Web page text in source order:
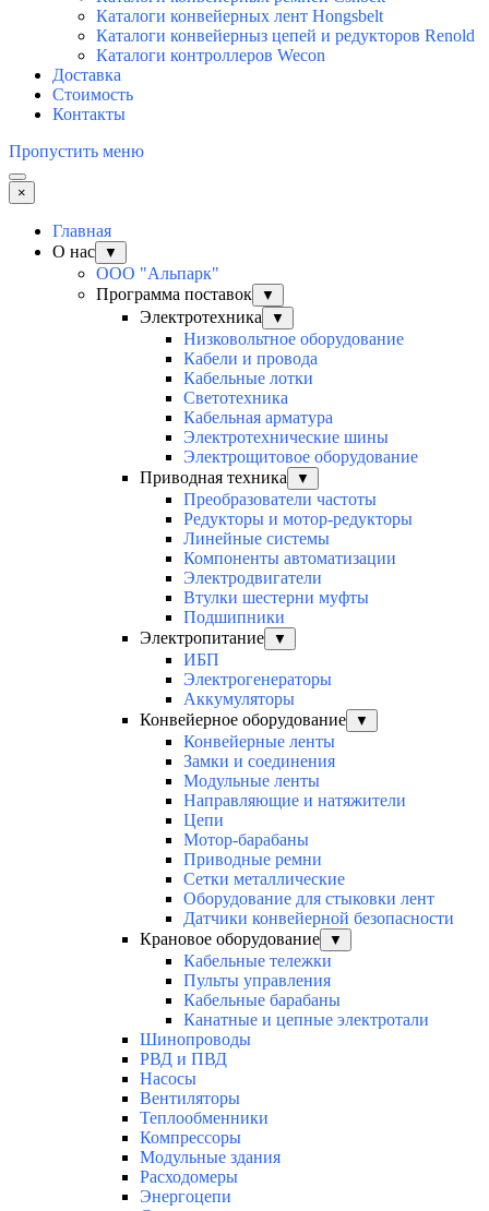
Каталоги конвейерных лент Hongsbelt
Каталоги конвейерныз цепей и редукторов Renold
Каталоги контроллеров Wecon
Доставка
Стоимость
Контакты
Пропустить меню
×
Главная
О нас
▼
ООО "Альпарк"
Программа поставок
▼
Электротехника ▼
Низковольтное оборудование
Кабели и провода
Кабельные лотки
Светотехника
Кабельная арматура
Электротехнические шины
Электрощитовое оборудование
Приводная техника
▼
Преобразователи частоты
Редукторы и мотор-редукторы
Линейные системы
Компоненты автоматизации
Электродвигатели
Втулки шестерни муфты
Подшипники
Электропитание
▼
ИБП
Электрогенераторы
Аккумуляторы
Конвейерное оборудование
▼
Конвейерные ленты
Замки и соединения
Модульные ленты
Направляющие и натяжители
Цепи
Мотор-барабаны
Приводные ремни
Сетки металлические
Оборудование для стыковки лент
Датчики конвейерной безопасности
Крановое оборудование
▼
Кабельные тележки
Пульты управления
Кабельные барабаны
Канатные и цепные электротали
Шинопроводы
РВД и ПВД
Насосы
Вентиляторы
Теплообменники
Компрессоры
Модульные здания
Расходомеры
Энергоцепи